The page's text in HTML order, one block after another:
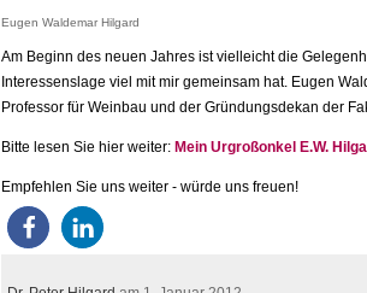
Eugen Waldemar Hilgard
Am Beginn des neuen Jahres ist vielleicht die
Interessenslage viel mit mir gemeinsam hat. Eugen
Professor für Weinbau und der Gründungsdekan der
Bitte lesen Sie hier weiter: Mein Urgroßonkel E.W.
Empfehlen Sie uns weiter - würde uns freuen!